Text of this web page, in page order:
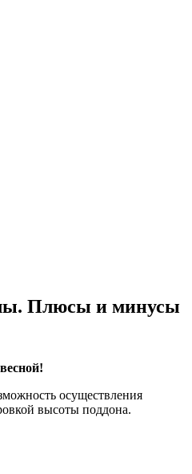
Плюсы и минусы
осуществления
высоты поддона.